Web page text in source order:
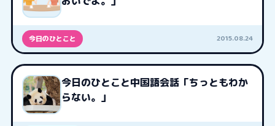
今日のひとこと 2015.08.24
今日のひとこと中国語会話「ちっともわか
らない。」